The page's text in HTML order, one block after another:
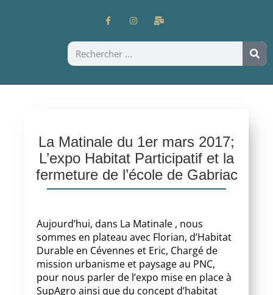
La Matinale du 1er mars 2017;
L’expo Habitat Participatif et la
fermeture de l’école de Gabriac
Aujourd’hui, dans La Matinale , nous
sommes en plateau avec Florian, d’Habitat
Durable en Cévennes et Eric, Chargé de
mission urbanisme et paysage au PNC,
pour nous parler de l’expo mise en place à
SupAgro ainsi que du concept d’habitat